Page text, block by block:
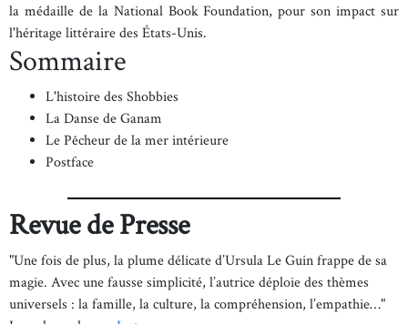
la médaille de la National Book Foundation, pour son impact sur
l'héritage littéraire des États-Unis.
Sommaire
L'histoire des Shobbies
La Danse de Ganam
Le Pêcheur de la mer intérieure
Postface
Revue de Presse
"Une fois de plus, la plume délicate d’Ursula Le Guin frappe de sa
magie. Avec une fausse simplicité, l’autrice déploie des thèmes
universels : la famille, la culture, la compréhension, l’empathie…"